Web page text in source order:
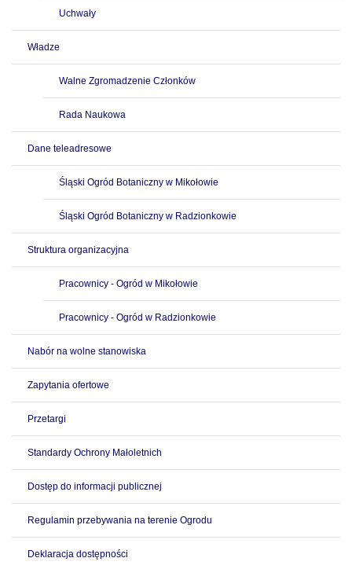
Uchwały
Władze
Walne Zgromadzenie Członków
Rada Naukowa
Dane teleadresowe
Śląski Ogród Botaniczny w Mikołowie
Śląski Ogród Botaniczny w Radzionkowie
Struktura organizacyjna
Pracownicy - Ogród w Mikołowie
Pracownicy - Ogród w Radzionkowie
Nabór na wolne stanowiska
Zapytania ofertowe
Przetargi
Standardy Ochrony Małoletnich
Dostęp do informacji publicznej
Regulamin przebywania na terenie Ogrodu
Deklaracja dostępności